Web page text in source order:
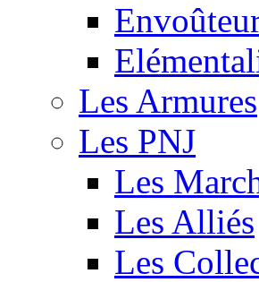
Les Armures
Les PNJ
Les
Les Alliés
Les